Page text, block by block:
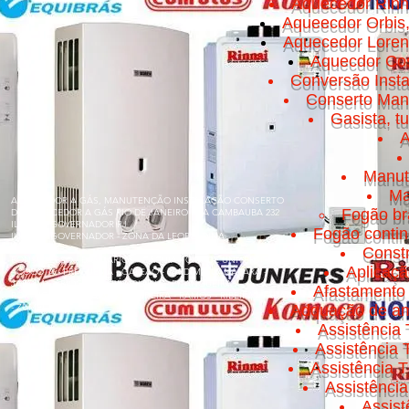
AQUECEDOR A GÁS, MANUTENÇÃO INSTALAÇÃO CONSERTO
DE AQUECEDOR A GÁS RIO DE JANEIRO RUA CAMBAUBA 232
ILHA DO GOVERNADOR RJ
ILHA DO GOVERNADOR - ZONA DA LEOPOLDINA
BONSUCESSO - BANCÁRIOS - CACUIA - CICADE UNIVERSITÁRIA
- COCOTÁ - FREGUESIA - GALEÃO - JARDIM GUANABARA -
JARDIM CARIOCA - MARÉ - OLARIA - PITANGUEIRAS -
PORTUGUESA - PRAIA DA BANDEIRA - RAMOS - RIBEIRA - TÁUA
- ZUMBI
Aquecedor
Aqueecdor Orbis,
Aquecedor
Aquecdor
Conversão
Conserto
Gasista,
Fogão
Fogão
Adquação de
Assistência
Assistência
Assistência